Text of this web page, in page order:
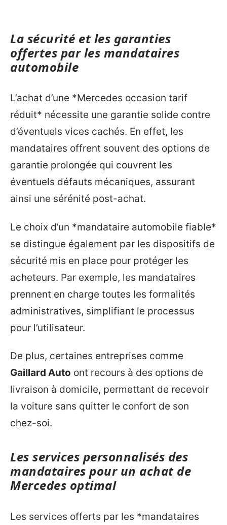
La sécurité et les garanties
offertes par les mandataires
automobile
L’achat d’une *Mercedes occasion tarif
réduit* nécessite une garantie solide contre
d’éventuels vices cachés. En effet, les
mandataires offrent souvent des options de
garantie prolongée qui couvrent les
éventuels défauts mécaniques, assurant
ainsi une sérénité post-achat.
Le choix d’un *mandataire automobile fiable*
se distingue également par les dispositifs de
sécurité mis en place pour protéger les
acheteurs. Par exemple, les mandataires
prennent en charge toutes les formalités
administratives, simplifiant le processus
pour l’utilisateur.
De plus, certaines entreprises comme
Gaillard Auto ont recours à des options de
livraison à domicile, permettant de recevoir
la voiture sans quitter le confort de son
chez-soi.
Les services personnalisés des
mandataires pour un achat de
Mercedes optimal
Les services offerts par les *mandataires